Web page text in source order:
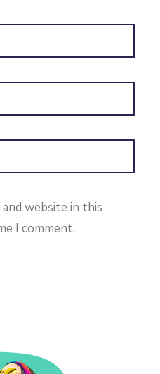
and website in this
I comment.